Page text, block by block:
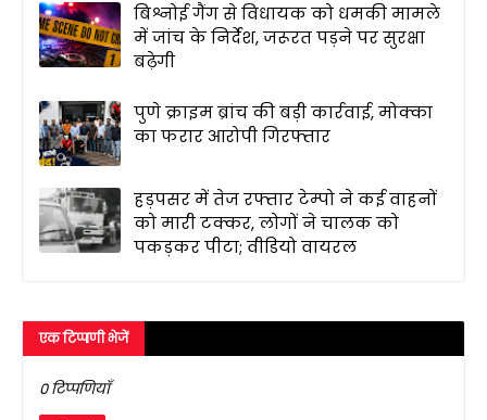
बिश्नोई गैंग से विधायक को धमकी मामले
में जांच के निर्देश, जरूरत पड़ने पर सुरक्षा
बढ़ेगी
पुणे क्राइम ब्रांच की बड़ी कार्रवाई, मोक्का
का फरार आरोपी गिरफ्तार
हड़पसर में तेज रफ्तार टेम्पो ने कई वाहनों
को मारी टक्कर, लोगों ने चालक को
पकड़कर पीटा; वीडियो वायरल
एक टिप्पणी भेजें
0 टिप्पणियाँ